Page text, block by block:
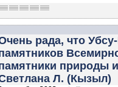
рада, что
природы
Л. (Кызыл)